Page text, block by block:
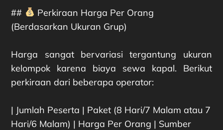
##
Perkiraan Harga Per Orang
(Berdasarkan Ukuran Grup)
Harga sangat bervariasi tergantung ukuran
kelompok karena biaya sewa kapal. Berikut
perkiraan dari beberapa operator:
| Jumlah Peserta | Paket (8 Hari/7 Malam atau 7
Hari/6 Malam) | Harga Per Orang | Sumber